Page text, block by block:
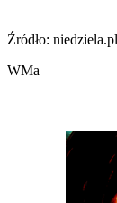
Źródło:
WMa